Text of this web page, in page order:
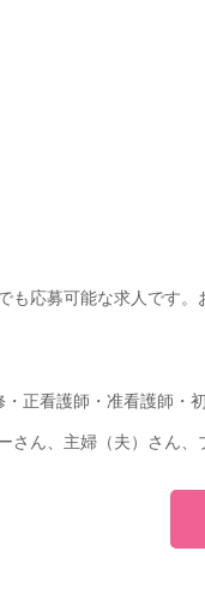
も応募可能な求人です。
正看護師・准看護師・
さん、主婦（夫）さん